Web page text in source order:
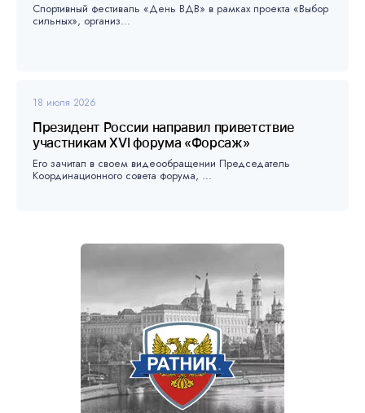
Спортивный фестиваль «День ВДВ» в рамках проекта «Выбор
сильных», организ...
18 июля 2026
Президент России направил приветствие
участникам XVI форума «Форсаж»
Его зачитал в своем видеообращении Председатель
Координационного совета форума, ...